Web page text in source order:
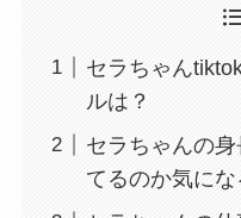
セラちゃん
ルは？
セラちゃんの
てるのか気にな